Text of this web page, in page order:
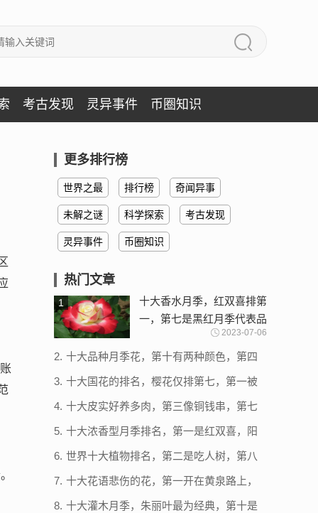
考古发现 灵异事件 币圈知识
更多排行榜
世界之最 排行榜 奇闻异事
未解之谜 科学探索 考古发现
灵异事件 币圈知识
热门文章
1
十大香水月季，红双喜排第
一，第七是黑红月季代表品
2023-07-06
2. 十大品种月季花，第十有两种颜色，第四
3. 十大国花的排名，樱花仅排第七，第一被
4. 十大皮实好养多肉，第三像铜钱串，第七
5. 十大浓香型月季排名，第一是红双喜，阳
6. 世界十大植物排名，第二是吃人树，第八
7. 十大花语悲伤的花，第一开在黄泉路上，
8. 十大灌木月季，朱丽叶最为经典，第十是